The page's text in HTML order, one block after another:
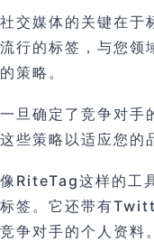
社交媒体的关键在于
流行的标签，与您领
的策略。
一旦确定了竞争对手
这些策略以适应您的
像RiteTag这样的工
标签。它还带有
竞争对手的个人资料。